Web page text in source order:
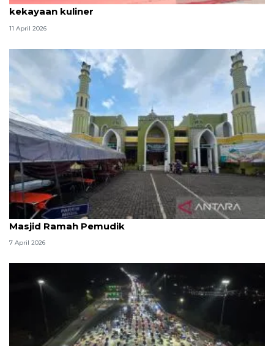
kekayaan kuliner
11 April 2026
Kemenag: 3,5 juta orang manfaatkan layanan
Masjid Ramah Pemudik
7 April 2026